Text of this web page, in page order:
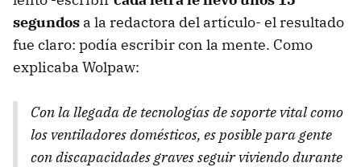
segundos a la redactora del artículo- el resultado
fue claro: podía escribir con la mente. Como
explicaba Wolpaw:
Con la llegada de tecnologías de soporte vital como
los ventiladores domésticos, es posible para gente
con discapacidades graves seguir viviendo durante